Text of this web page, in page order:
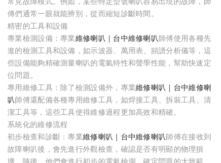
傅們通常一眼就能辨別，從而縮短診斷時間。
精密的工具和設備
專業檢測設備：專業維修喇叭｜台中維修喇叭師傅使用各種先
進的檢測工具和設備，如示波器、萬用表、頻譜分析儀等，這
些設備能夠精確測量喇叭的電氣特性和聲學性能，幫助快速定
位問題。
專用維修工具：除了檢測設備外，專業維修喇叭｜台中維修喇
叭師傅還配備各種專用維修工具，如焊接工具、拆裝工具、清
潔工具等，這些工具使得維修過程更加高效和精確。
系統化的維修流程
初步檢查和診斷：專業維修喇叭｜台中維修喇叭師傅在接收到
故障喇叭後，會先進行外觀檢查，確認是否有明顯的物理損